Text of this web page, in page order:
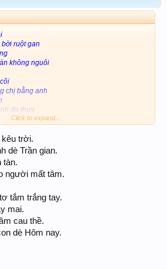
ruột gan
không nguôi
chị bằng anh
dạ thưa
hẹn thề
mê
riêng mang
đắng cay...
giờ
sao?
Click to expand...
kêu trời.
dè Trần gian.
tàn.
người mất tâm.
tắm trắng tay.
mai.
cau thề.
dè Hôm nay.